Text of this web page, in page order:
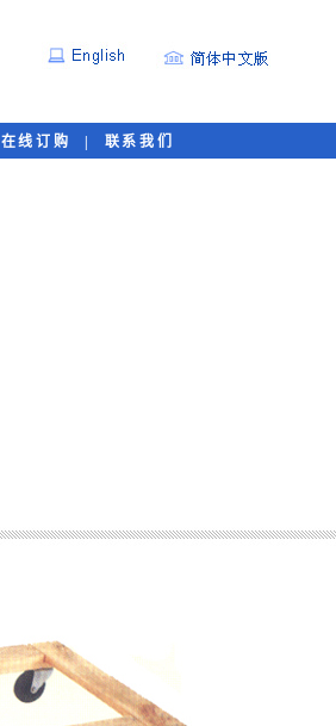
在线订购 联系我们